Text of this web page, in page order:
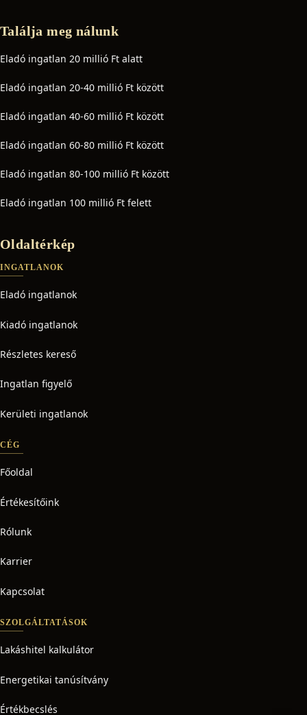
Találja meg nálunk
Eladó ingatlan 20 millió Ft alatt
Eladó ingatlan 20-40 millió Ft között
Eladó ingatlan 40-60 millió Ft között
Eladó ingatlan 60-80 millió Ft között
Eladó ingatlan 80-100 millió Ft között
Eladó ingatlan 100 millió Ft felett
Oldaltérkép
INGATLANOK
Eladó ingatlanok
Kiadó ingatlanok
Részletes kereső
Ingatlan figyelő
Kerületi ingatlanok
CÉG
Főoldal
Értékesítőink
Rólunk
Karrier
Kapcsolat
SZOLGÁLTATÁSOK
Lakáshitel kalkulátor
Energetikai tanúsítvány
Értékbecslés